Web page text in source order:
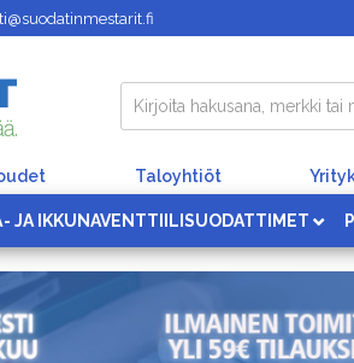
Taloyhtiöt
JA IKKUNAVENTTIILISUODATTIMET